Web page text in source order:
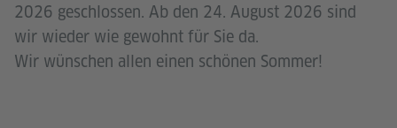
2026 geschlossen. Ab den 24. August 2026 sind
wir wieder wie gewohnt für Sie da.
Wir wünschen allen einen schönen Sommer!